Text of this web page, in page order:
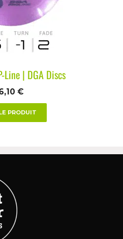
Line | DGA Discs
€
PRODUIT